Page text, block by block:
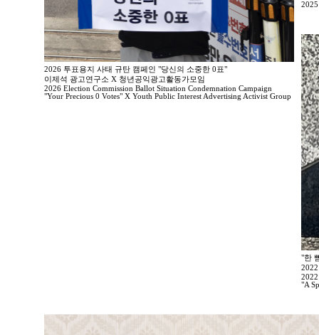
2026 투표용지 사태 규탄 캠페인 "당신의 소중한 0표"
이제석 광고연구소 X 청년공익광고활동가모임
2026 Election Commission Ballot Situation Condemnation Campaign
"Your Precious 0 Votes" X Youth Public Interest Advertising Activist Group
2025
"한
"A